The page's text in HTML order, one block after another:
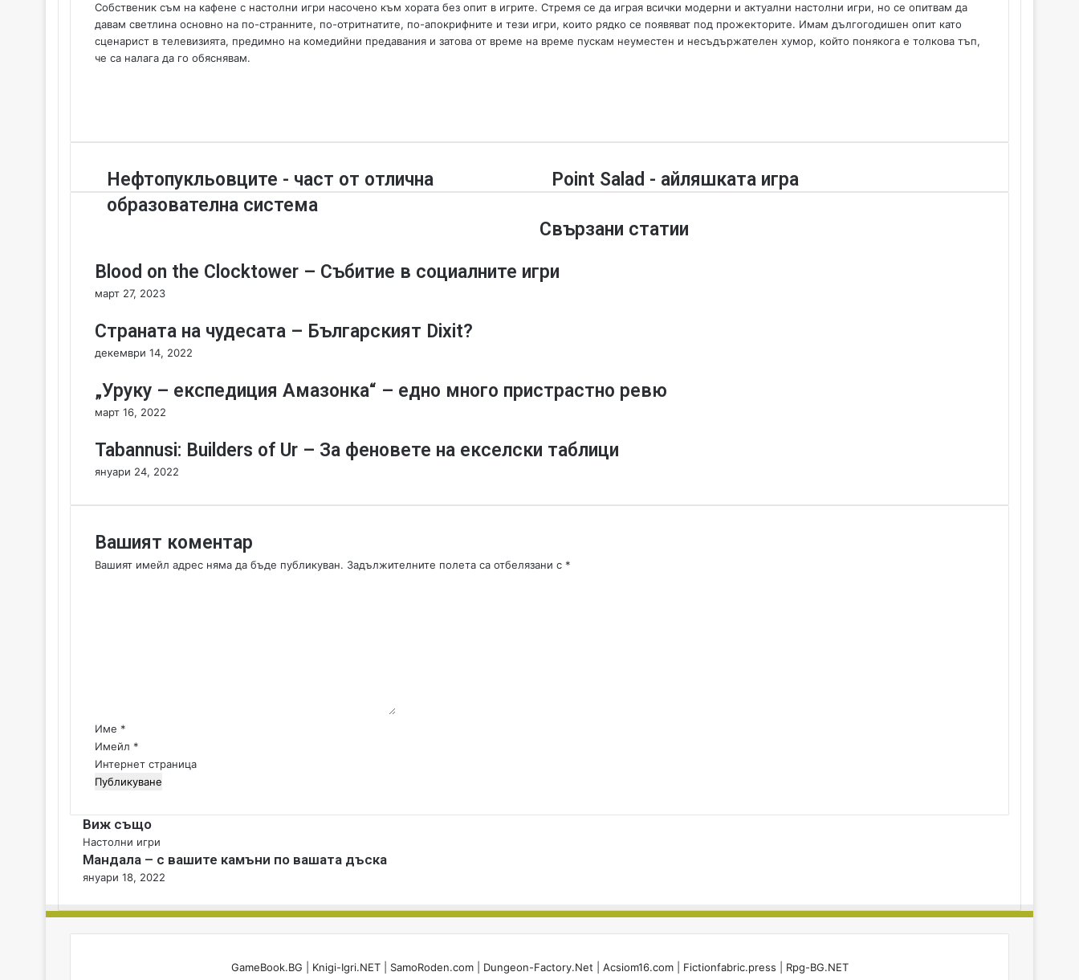
Собственик съм на кафене с настолни игри насочено към хората без опит в игрите. Стремя се да играя всички модерни и актуални настолни игри, но се опитвам да
давам светлина основно на по-странните, по-отритнатите, по-апокрифните и тези игри, които рядко се появяват под прожекторите. Имам дългогодишен опит като
сценарист в телевизията, предимно на комедийни предавания и затова от време на време пускам неуместен и несъдържателен хумор, който понякога е толкова тъп,
че са налага да го обяснявам.
ie
o
u
b
Н
е
ф
у
к
ь
в
и
т
-
а
т
о
а
з
о
в
т
е
л
н
а
и
с
Нефтопукльовците - част от отлична
образователна система
P
o
n
a
л
к
а
Point Salad - айляшката игра
Свързани статии
Blood on the Clocktower – Събитие в социалните игри
март 27, 2023
Страната на чудесата – Българският Dixit?
декември 14, 2022
„Уруку – експедиция Амазонка“ – едно много пристрастно ревю
март 16, 2022
Tabannusi: Builders of Ur – За феновете на екселски таблици
януари 24, 2022
Вашият коментар
Вашият имейл адрес няма да бъде публикуван. Задължителните полета са отбелязани с *
:
*
Име *
Имейл *
Интернет страница
Виж също
C
l
o
e
Настолни игри
Мандала – с вашите камъни по вашата дъска
януари 18, 2022
GameBook.BG Knigi-Igri.NET| SamoRoden.com| Dungeon-Factory.Net Acsiom16.com| Fictionfabric.press Rpg-BG.NET